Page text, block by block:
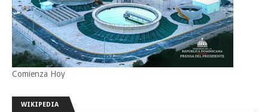
Comienza Hoy
WIKIPEDIA